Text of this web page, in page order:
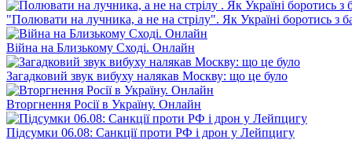
"Полювати на лучника, а не на стрілу". Як Україні боротись з
Війна на Близькому Сході. Онлайн
Загадковий звук вибуху налякав Москву: що це було
Вторгнення Росії в Україну. Онлайн
Підсумки 06.08: Санкції проти РФ і дрон у Лейпцигу